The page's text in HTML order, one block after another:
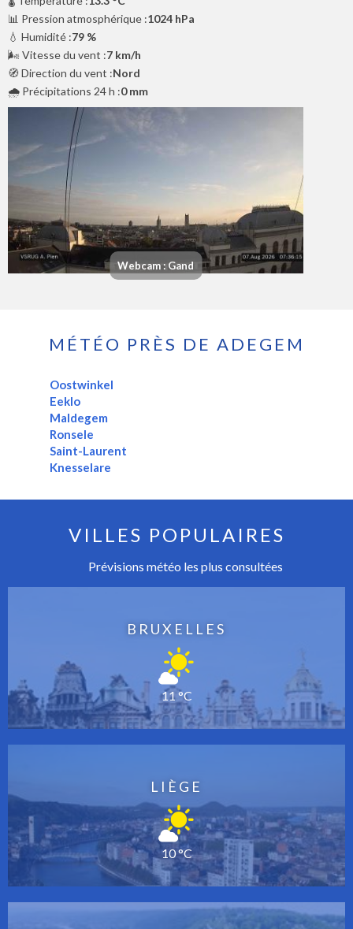
📊 Pression atmosphérique :1024 hPa
💧 Humidité :79 %
🌬️ Vitesse du vent :7 km/h
🧭 Direction du vent :Nord
🌧️ Précipitations 24 h :0 mm
Webcam : Gand
MÉTÉO PRÈS DE ADEGEM
Oostwinkel
Eeklo
Maldegem
Ronsele
Saint-Laurent
Knesselare
VILLES POPULAIRES
Prévisions météo les plus consultées
BRUXELLES
11 °C
LIÈGE
10 °C